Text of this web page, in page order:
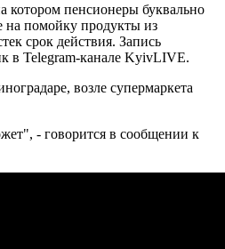
котором пенсионеры буквально
на помойку продукты из
срок действия. Запись
в Telegram-канале KyivLIVE.
возле супермаркета
- говорится в сообщении к